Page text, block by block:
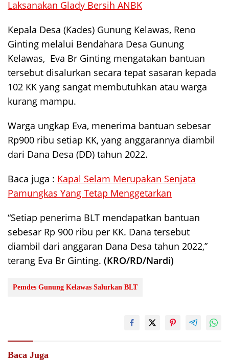
Laksanakan Glady Bersih ANBK
Kepala Desa (Kades) Gunung Kelawas, Reno
Ginting melalui Bendahara Desa Gunung
Kelawas, Eva Br Ginting mengatakan bantuan
tersebut disalurkan secara tepat sasaran kepada
102 KK yang sangat membutuhkan atau warga
kurang mampu.
Warga ungkap Eva, menerima bantuan sebesar
Rp900 ribu setiap KK, yang anggarannya diambil
dari Dana Desa (DD) tahun 2022.
Baca juga : Kapal Selam Merupakan Senjata
Pamungkas Yang Tetap Menggetarkan
“Setiap penerima BLT mendapatkan bantuan
sebesar Rp 900 ribu per KK. Dana tersebut
diambil dari anggaran Dana Desa tahun 2022,”
terang Eva Br Ginting. (KRO/RD/Nardi)
Pemdes Gunung Kelawas Salurkan BLT
Baca Juga